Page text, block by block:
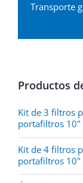
Transporte
Productos
Kit de 3 filtros
portafiltros 10"
Kit de 4 filtros
portafiltros 10"